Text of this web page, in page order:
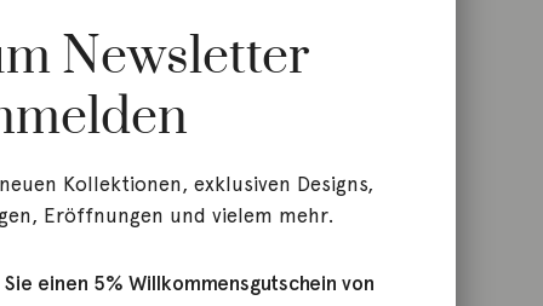
the moon
Newsletter
Kollektionen, exklusiven Designs,
Eröffnungen und vielem mehr.
einen 5% Willkommensgutschein von